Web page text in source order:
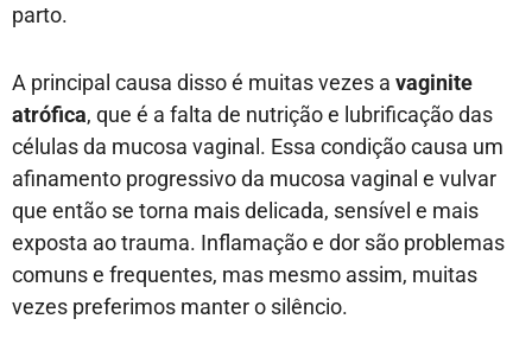
parto.
A principal causa disso é muitas vezes a vaginite
atrófica, que é a falta de nutrição e lubrificação das
células da mucosa vaginal. Essa condição causa um
afinamento progressivo da mucosa vaginal e vulvar
que então se torna mais delicada, sensível e mais
exposta ao trauma. Inflamação e dor são problemas
comuns e frequentes, mas mesmo assim, muitas
vezes preferimos manter o silêncio.